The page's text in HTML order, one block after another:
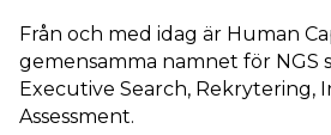
Från och med idag är Human
gemensamma namnet för NGS
Executive Search, Rekrytering,
Assessment.